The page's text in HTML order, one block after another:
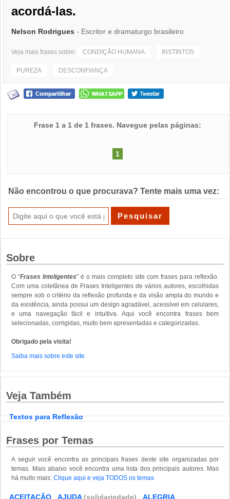
acordá-las.
Nelson Rodrigues - Escritor e dramaturgo brasileiro
Veja mais frases sobre: CONDIÇÃO HUMANA INSTINTOS
PUREZA DESCONFIANÇA
Frase 1 a 1 de 1 frases. Navegue pelas páginas:
1
Não encontrou o que procurava? Tente mais uma vez:
Sobre
O “Frases Inteligentes” é o mais completo site com frases para reflexão.
Com uma coletânea de Frases Inteligentes de vários autores, escolhidas
sempre sob o critério da reflexão profunda e da visão ampla do mundo e
da existência, ainda possui um design agradável, acessível em celulares,
e uma navegação fácil e intuitiva. Aqui você encontra frases bem
selecionadas, corrigidas, muito bem apresentadas e categorizadas.
Obrigado pela visita!
Saiba mais sobre este site
Veja Também
Textos para Reflexão
Frases por Temas
A seguir você encontra as principais frases deste site organizadas por
temas. Mais abaixo você encontra uma lista dos principais autores. Mas
há muito mais: Clique aqui e veja TODOS os temas
ACEITAÇÃO AJUDA(solidariedade)
ALEGRIA